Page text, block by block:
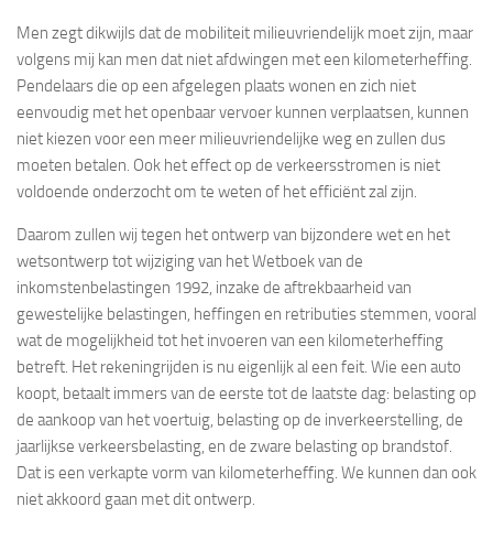
Men zegt dikwijls dat de mobiliteit milieuvriendelijk moet zijn, maar
volgens mij kan men dat niet afdwingen met een kilometerheffing.
Pendelaars die op een afgelegen plaats wonen en zich niet
eenvoudig met het openbaar vervoer kunnen verplaatsen, kunnen
niet kiezen voor een meer milieuvriendelijke weg en zullen dus
moeten betalen. Ook het effect op de verkeersstromen is niet
voldoende onderzocht om te weten of het efficiënt zal zijn.
Daarom zullen wij tegen het ontwerp van bijzondere wet en het
wetsontwerp tot wijziging van het Wetboek van de
inkomstenbelastingen 1992, inzake de aftrekbaarheid van
gewestelijke belastingen, heffingen en retributies stemmen, vooral
wat de mogelijkheid tot het invoeren van een kilometerheffing
betreft. Het rekeningrijden is nu eigenlijk al een feit. Wie een auto
koopt, betaalt immers van de eerste tot de laatste dag: belasting op
de aankoop van het voertuig, belasting op de inverkeerstelling, de
jaarlijkse verkeersbelasting, en de zware belasting op brandstof.
Dat is een verkapte vorm van kilometerheffing. We kunnen dan ook
niet akkoord gaan met dit ontwerp.